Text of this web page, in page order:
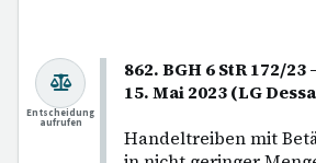
862. BGH 6 StR 172/
15. Mai 2023 (LG
Handeltreiben mit
Entscheidung
aufrufen